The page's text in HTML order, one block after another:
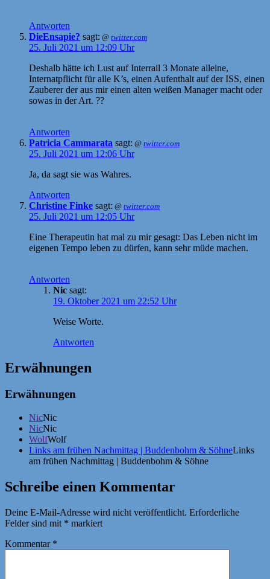
Antworten
DieEnsapie? sagt: @ twitter.com
25. Juli 2021 um 12:09 Uhr
Deshalb hätte ich Lust auf Interrail 3 Monate alleine,
Internatpflicht für alle K’s, einen Aufenthalt auf der ISS, einen
Zauberer der aus mir einen alten weißen Manager macht oder
sowas in der Art. ??
Antworten
Patricia Cammarata sagt: @ twitter.com
25. Juli 2021 um 12:06 Uhr
Ja, da sagt sie was Wahres.
Antworten
Christine Finke sagt: @ twitter.com
25. Juli 2021 um 12:05 Uhr
Eine Therapeutin hat mal zu mir gesagt: Das Leben nicht im
eigenen Tempo leben zu dürfen, kann sehr müde machen.
Antworten
Nic sagt:
19. Oktober 2021 um 22:52 Uhr
Weise Worte.
Antworten
Erwähnungen
Erwähnungen
NicNic
NicNic
WolfWolf
Links am frühen Nachmittag | Buddenbohm & SöhneLinks
am frühen Nachmittag | Buddenbohm & Söhne
Schreibe einen Kommentar
Deine E-Mail-Adresse wird nicht veröffentlicht. Erforderliche
Felder sind mit * markiert
Kommentar *